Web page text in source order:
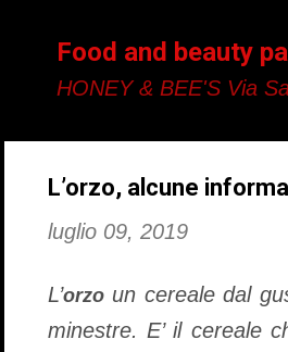
Food and beauty
HONEY & BEE'S Via
L’orzo, alcune
luglio 09, 2019
L’orzo un cereale dal
minestre. E’ il cereale